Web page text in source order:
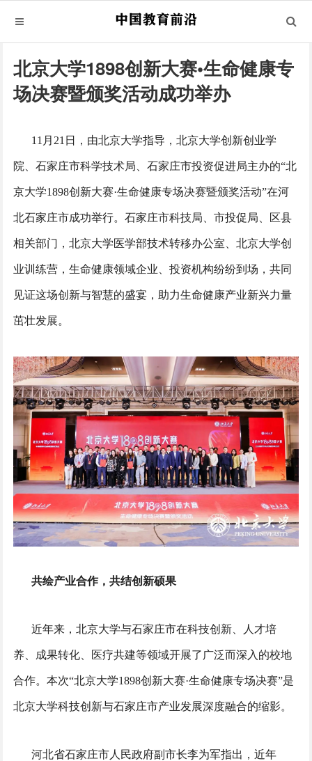
北京大学1898创新大赛•生命健康专
场决赛暨颁奖活动成功举办
11月21日，由北京大学指导，北京大学创新创业学
院、石家庄市科学技术局、石家庄市投资促进局主办的“北
京大学1898创新大赛·生命健康专场决赛暨颁奖活动”在河
北石家庄市成功举行。石家庄市科技局、市投促局、区县
相关部门，北京大学医学部技术转移办公室、北京大学创
业训练营，生命健康领域企业、投资机构纷纷到场，共同
见证这场创新与智慧的盛宴，助力生命健康产业新兴力量
茁壮发展。
共绘产业合作，共结创新硕果
近年来，北京大学与石家庄市在科技创新、人才培
养、成果转化、医疗共建等领域开展了广泛而深入的校地
合作。本次“北京大学1898创新大赛·生命健康专场决赛”是
北京大学科技创新与石家庄市产业发展深度融合的缩影。
河北省石家庄市人民政府副市长李为军指出，近年